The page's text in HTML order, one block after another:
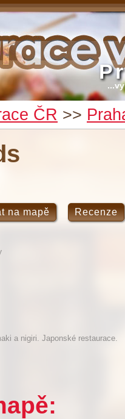
ČR >>
na mapě Recenze
a nigiri. Japonské restaurace.